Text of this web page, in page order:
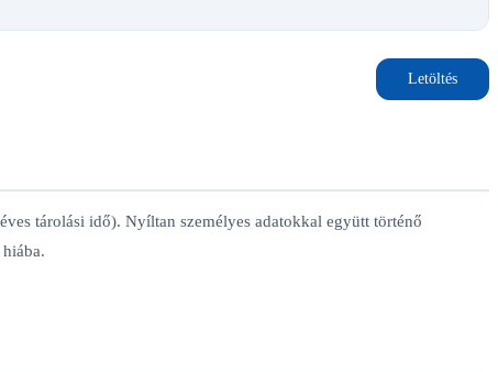
Letöltés
tárolási idő). Nyíltan személyes adatokkal együtt történő